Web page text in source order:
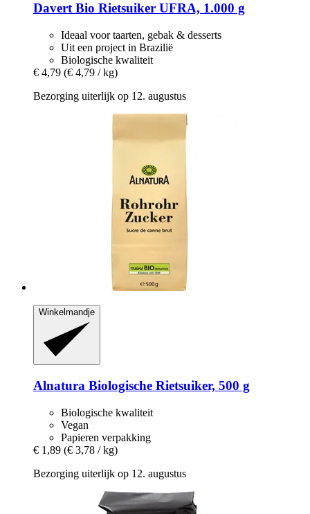
Davert Bio Rietsuiker UFRA, 1.000 g
Ideaal voor taarten, gebak & desserts
Uit een project in Brazilië
Biologische kwaliteit
€ 4,79 (€ 4,79 / kg)
Bezorging uiterlijk op 12. augustus
Winkelmandje
Alnatura Biologische Rietsuiker, 500 g
Biologische kwaliteit
Vegan
Papieren verpakking
€ 1,89 (€ 3,78 / kg)
Bezorging uiterlijk op 12. augustus